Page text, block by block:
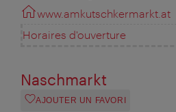
www.amkutschkermarkt.at
Horaires d'ouverture
Naschmarkt
AJOUTER UN FAVORI